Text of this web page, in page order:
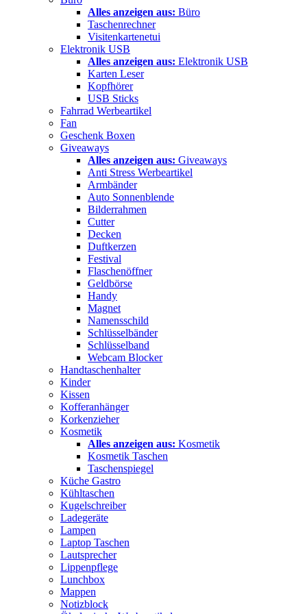
Alles anzeigen aus: Büro
Taschenrechner
Visitenkartenetui
Elektronik USB
Alles anzeigen aus: Elektronik USB
Karten Leser
Kopfhörer
USB Sticks
Fahrrad Werbeartikel
Fan
Geschenk Boxen
Giveaways
Alles anzeigen aus: Giveaways
Anti Stress Werbeartikel
Armbänder
Auto Sonnenblende
Bilderrahmen
Cutter
Decken
Duftkerzen
Festival
Flaschenöffner
Geldbörse
Handy
Magnet
Namensschild
Schlüsselbänder
Schlüsselband
Webcam Blocker
Handtaschenhalter
Kinder
Kissen
Kofferanhänger
Korkenzieher
Kosmetik
Alles anzeigen aus: Kosmetik
Kosmetik Taschen
Taschenspiegel
Küche Gastro
Kühltaschen
Kugelschreiber
Ladegeräte
Lampen
Laptop Taschen
Lautsprecher
Lippenpflege
Lunchbox
Mappen
Notizblock